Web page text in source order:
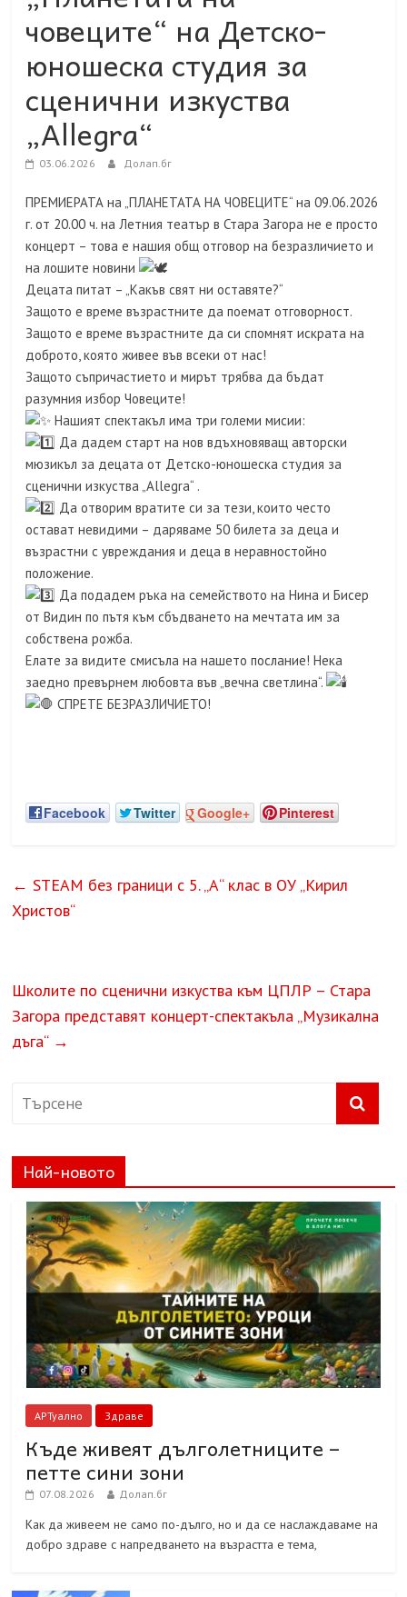
човеците“ на Детско-
юношеска студия за
сценични изкуства
„Allegra“
03.06.2026 Долап.бг
ПРЕМИЕРАТА на „ПЛАНЕТАТА НА ЧОВЕЦИТЕ“ на 09.06.2026
г. от 20.00 ч. на Летния театър в Стара Загора не е просто
концерт – това е нашия общ отговор на безразличието и
на лошите новини
Децата питат – „Какъв свят ни оставяте?“
Защото е време възрастните да поемат отговорност.
Защото е време възрастните да си спомнят искрата на
доброто, която живее във всеки от нас!
Защото съпричастието и мирът трябва да бъдат
разумния избор Човеците!
Нашият спектакъл има три големи мисии:
Да дадем старт на нов вдъхновяващ авторски
мюзикъл за децата от Детско-юношеска студия за
сценични изкуства „Allegra“ .
Да отворим вратите си за тези, които често
остават невидими – даряваме 50 билета за деца и
възрастни с увреждания и деца в неравностойно
положение.
Да подадем ръка на семейството на Нина и Бисер
от Видин по пътя към сбъдването на мечтата им за
собствена рожба.
​Елате за видите смисъла на нашето послание! Нека
заедно превърнем любовта във „вечна светлина“.
СПРЕТЕ БЕЗРАЗЛИЧИЕТО!
Facebook Twitter Google+ Pinterest
← STEAM без граници с 5. „А“ клас в ОУ „Кирил
Христов“
Школите по сценични изкуства към ЦПЛР – Стара
Загора представят концерт-спектакъла „Музикална
дъга“ →
Най-новото
АРТуално Здраве
Къде живеят дълголетниците –
петте сини зони
07.08.2026 Долап.бг
Как да живеем не само по-дълго, но и да се наслаждаваме на
добро здраве с напредването на възрастта е тема,